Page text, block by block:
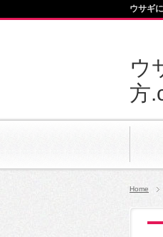
ウ
方
ウサギ
Home